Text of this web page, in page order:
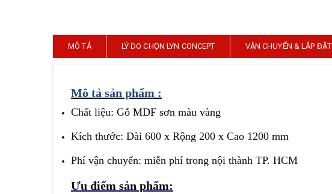
MÔ TẢ LÝ DO CHỌN LYN CONCEPT VẬN CHUYỂN & LẮP ĐẶT
Mô tả sản phẩm :
Chất liệu: Gỗ MDF sơn màu vàng
Kích thước: Dài 600 x Rộng 200 x Cao 1200 mm
Phí vận chuyển: miễn phí trong nội thành TP. HCM
Ưu điểm sản phẩm: